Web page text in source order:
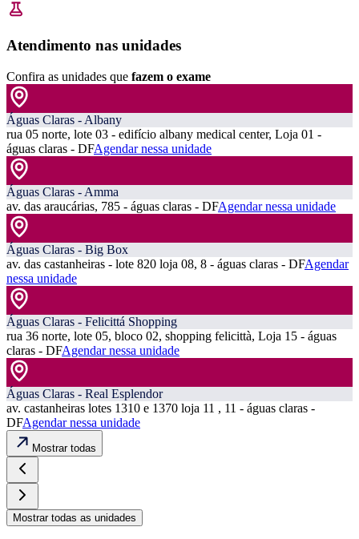
Atendimento nas unidades
Confira as unidades que fazem o exame
Águas Claras - Albany
rua 05 norte, lote 03 - edifício albany medical center, Loja 01 -
águas claras - DFAgendar nessa unidade
Águas Claras - Amma
av. das araucárias, 785 - águas claras - DFAgendar nessa unidade
Águas Claras - Big Box
av. das castanheiras - lote 820 loja 08, 8 - águas claras - DFAgendar
nessa unidade
Águas Claras - Felicittá Shopping
rua 36 norte, lote 05, bloco 02, shopping felicittà, Loja 15 - águas
claras - DFAgendar nessa unidade
Águas Claras - Real Esplendor
av. castanheiras lotes 1310 e 1370 loja 11 , 11 - águas claras -
DFAgendar nessa unidade
Mostrar todas
Mostrar todas as unidades